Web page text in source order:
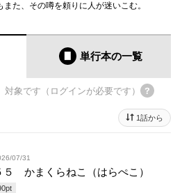
た、その噂を頼りに人が迷いこむ。
単行本の一覧
対象です（ログインが必要です）
1話から
07/31
５ かまくらねこ（はらぺこ）
pt